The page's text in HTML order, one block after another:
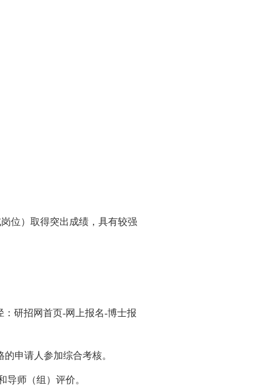
位）取得突出成绩，具有较强
：研招网首页-网上报名-博士报
申请人参加综合考核。
导师（组）评价。